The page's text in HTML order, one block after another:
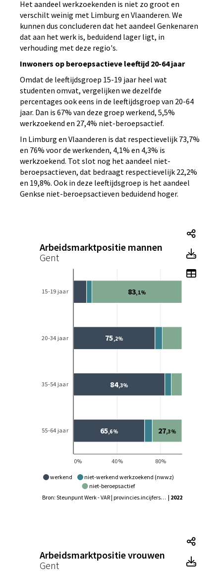
Het aandeel werkzoekenden is niet zo groot en
verschilt weinig met Limburg en Vlaanderen. We
kunnen dus concluderen dat het aandeel Genkenaren
dat aan het werk is, beduidend lager ligt, in
verhouding met deze regio's.
Inwoners op beroepsactieve leeftijd 20-64 jaar
Omdat de leeftijdsgroep 15-19 jaar heel wat
studenten omvat, vergelijken we dezelfde
percentages ook eens in de leeftijdsgroep van 20-64
jaar. Dan is 67% van deze groep werkend, 5,5%
werkzoekend en 27,4% niet-beroepsactief.
In Limburg en Vlaanderen is dat respectievelijk 73,7%
en 76% voor de werkenden, 4,1% en 4,3% is
werkzoekend. Tot slot nog het aandeel niet-
beroepsactieven, dat bedraagt respectievelijk 22,2%
en 19,8%. Ook in deze leeftijdsgroep is het aandeel
Genkse niet-beroepsactieven beduidend hoger.
Arbeidsmarktpositie mannen
Gent
werkend
niet-werkend werkzoekend (nwwz)
niet-beroepsactief
Bron: Steunpunt Werk - VAR | provincies.incijfers.be | 2022
Toon
Arbeidsmarktpositie vrouwen
Gent